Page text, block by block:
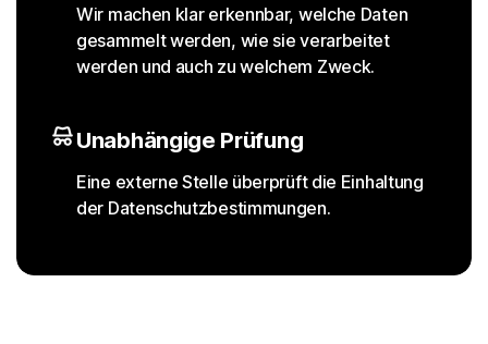
Wir machen klar erkennbar, welche Daten
gesammelt werden, wie sie verarbeitet
werden und auch zu welchem Zweck.
Unabhängige Prüfung
Eine externe Stelle überprüft die Einhaltung
der Datenschutzbestimmungen.